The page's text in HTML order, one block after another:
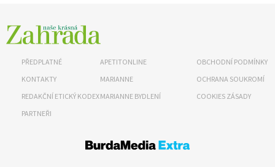
PŘEDPLATNÉ
KONTAKTY
REDAKČNÍ ETICKÝ KODEX
PARTNEŘI
APETITONLINE
MARIANNE
MARIANNE BYDLENÍ
OBCHODNÍ PODMÍNKY
OCHRANA SOUKROMÍ
COOKIES ZÁSADY